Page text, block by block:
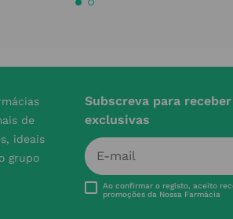
de
ideais
grupo
Subscreva para
exclusivas
Ao confirmar o registo, aceito
promoções da Nossa Farmácia